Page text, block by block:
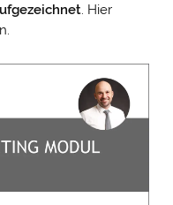
. Hier